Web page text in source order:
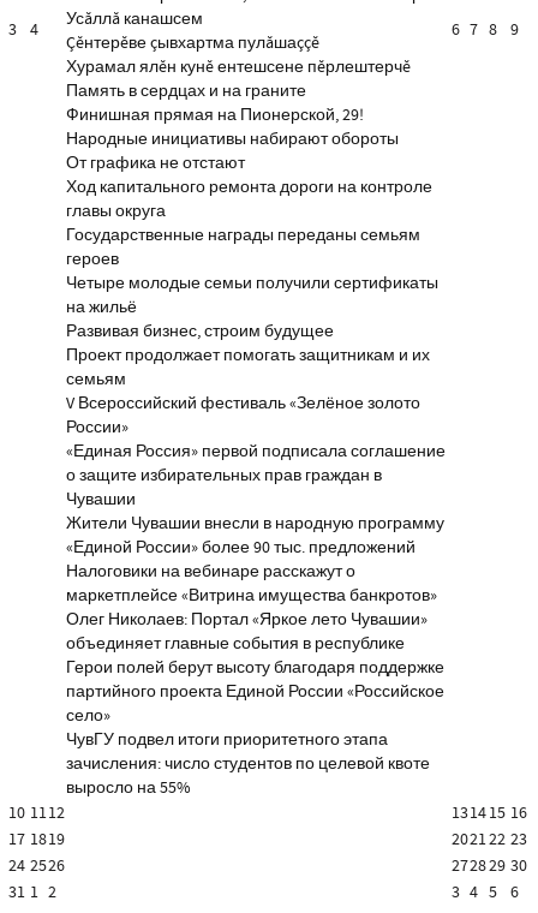
3 4
Усăллă канашсем
Çĕнтерĕве çывхартма пулăшаççĕ
Хурамал ялĕн кунĕ ентешсене пĕрлештерчĕ
Память в сердцах и на граните
Финишная прямая на Пионерской, 29!
Народные инициативы набирают обороты
От графика не отстают
Ход капитального ремонта дороги на контроле
главы округа
Государственные награды переданы семьям
героев
Четыре молодые семьи получили сертификаты
на жильё
Развивая бизнес, строим будущее
Проект продолжает помогать защитникам и их
семьям
V Всероссийский фестиваль «Зелёное золото
России»
«Единая Россия» первой подписала соглашение
о защите избирательных прав граждан в
Чувашии
Жители Чувашии внесли в народную программу
«Единой России» более 90 тыс. предложений
Налоговики на вебинаре расскажут о
маркетплейсе «Витрина имущества банкротов»
Олег Николаев: Портал «Яркое лето Чувашии»
объединяет главные события в республике
Герои полей берут высоту благодаря поддержке
партийного проекта Единой России «Российское
село»
ЧувГУ подвел итоги приоритетного этапа
зачисления: число студентов по целевой квоте
выросло на 55%
6 7 8 9
10 1112 131415 16
17 1819 202122 23
24 2526 272829 30
31 1 2 3 4 5 6